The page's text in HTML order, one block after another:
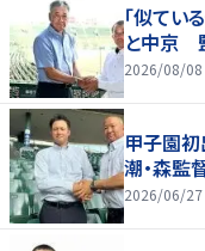
「似てい
と中京
2026/08/08
甲子園初
潮・森監
2026/06/27